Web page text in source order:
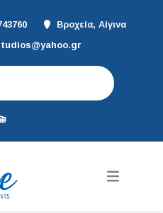
Βροχεία, Αίγινα